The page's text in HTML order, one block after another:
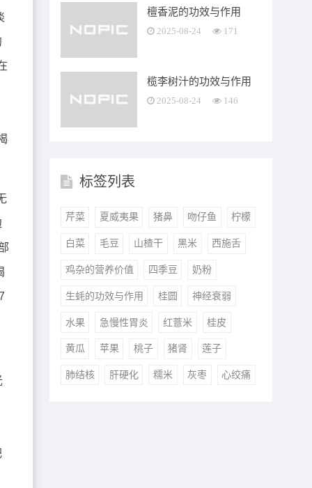
檀香泥的功效与作用
2025-08-24 171
榄李树汁的功效与作用
2025-08-24 146
标签列表
芹菜 夏威夷果 猪鼻 吻仔鱼 柠檬
白菜 毛豆 山楂干 黑米 西施舌
鸡杂的营养价值 四季豆 奶粉
生蚝的功效与作用 桂圆 神经衰弱
水果 急慢性胃炎 红薏米 桂皮
黄瓜 苹果 桃子 猪肾 莲子
肺结核 肝硬化 糯米 灰枣 心绞痛